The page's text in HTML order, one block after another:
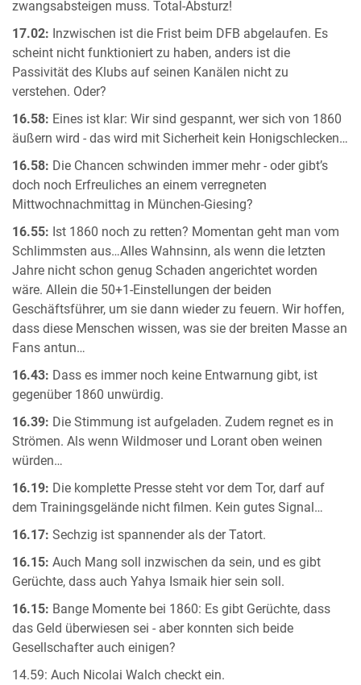
zwangsabsteigen muss. Total-Absturz!
17.02: Inzwischen ist die Frist beim DFB abgelaufen. Es
scheint nicht funktioniert zu haben, anders ist die
Passivität des Klubs auf seinen Kanälen nicht zu
verstehen. Oder?
16.58: Eines ist klar: Wir sind gespannt, wer sich von 1860
äußern wird - das wird mit Sicherheit kein Honigschlecken…
16.58: Die Chancen schwinden immer mehr - oder gibt’s
doch noch Erfreuliches an einem verregneten
Mittwochnachmittag in München-Giesing?
16.55: Ist 1860 noch zu retten? Momentan geht man vom
Schlimmsten aus…Alles Wahnsinn, als wenn die letzten
Jahre nicht schon genug Schaden angerichtet worden
wäre. Allein die 50+1-Einstellungen der beiden
Geschäftsführer, um sie dann wieder zu feuern. Wir hoffen,
dass diese Menschen wissen, was sie der breiten Masse an
Fans antun…
16.43: Dass es immer noch keine Entwarnung gibt, ist
gegenüber 1860 unwürdig.
16.39: Die Stimmung ist aufgeladen. Zudem regnet es in
Strömen. Als wenn Wildmoser und Lorant oben weinen
würden…
16.19: Die komplette Presse steht vor dem Tor, darf auf
dem Trainingsgelände nicht filmen. Kein gutes Signal…
16.17: Sechzig ist spannender als der Tatort.
16.15: Auch Mang soll inzwischen da sein, und es gibt
Gerüchte, dass auch Yahya Ismaik hier sein soll.
16.15: Bange Momente bei 1860: Es gibt Gerüchte, dass
das Geld überwiesen sei - aber konnten sich beide
Gesellschafter auch einigen?
14.59: Auch Nicolai Walch checkt ein.